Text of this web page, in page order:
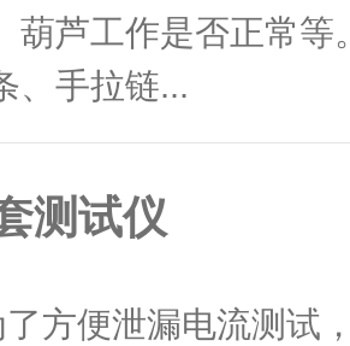
葫芦工作是否正常
、手拉链...
测试仪
方便泄漏电流测试